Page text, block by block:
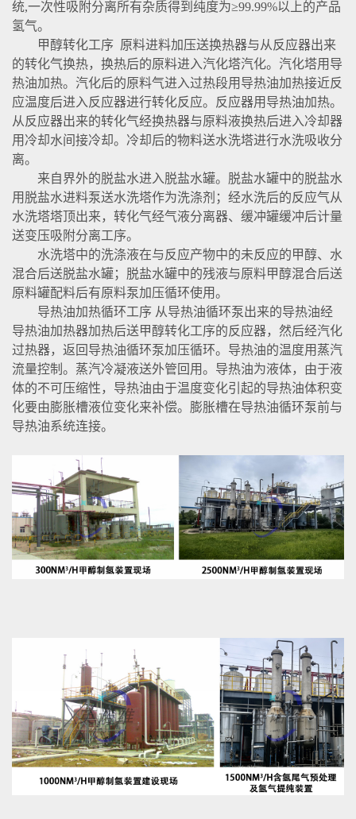
统,一次性吸附分离所有杂质得到纯度为≥99.99%以上的产品
氢气。
甲醇转化工序 原料进料加压送换热器与从反应器出来
的转化气换热，换热后的原料进入汽化塔汽化。汽化塔用导
热油加热。汽化后的原料气进入过热段用导热油加热接近反
应温度后进入反应器进行转化反应。反应器用导热油加热。
从反应器出来的转化气经换热器与原料液换热后进入冷却器
用冷却水间接冷却。冷却后的物料送水洗塔进行水洗吸收分
离。
来自界外的脱盐水进入脱盐水罐。脱盐水罐中的脱盐水
用脱盐水进料泵送水洗塔作为洗涤剂；经水洗后的反应气从
水洗塔塔顶出来，转化气经气液分离器、缓冲罐缓冲后计量
送变压吸附分离工序。
水洗塔中的洗涤液在与反应产物中的未反应的甲醇、水
混合后送脱盐水罐；脱盐水罐中的残液与原料甲醇混合后送
原料罐配料后有原料泵加压循环使用。
导热油加热循环工序 从导热油循环泵出来的导热油经
导热油加热器加热后送甲醇转化工序的反应器，然后经汽化
过热器，返回导热油循环泵加压循环。导热油的温度用蒸汽
流量控制。蒸汽冷凝液送外管回用。导热油为液体，由于液
体的不可压缩性，导热油由于温度变化引起的导热油体积变
化要由膨胀槽液位变化来补偿。膨胀槽在导热油循环泵前与
导热油系统连接。